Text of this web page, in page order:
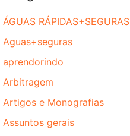
ÁGUAS RÁPIDAS+SEGURAS
Aguas+seguras
aprendorindo
Arbitragem
Artigos e Monografias
Assuntos gerais